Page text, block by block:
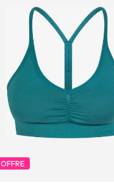
OFFRE